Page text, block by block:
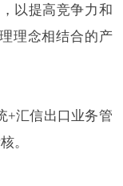
以提高竞争力和
理念相结合的产
+汇信出口业务管
。